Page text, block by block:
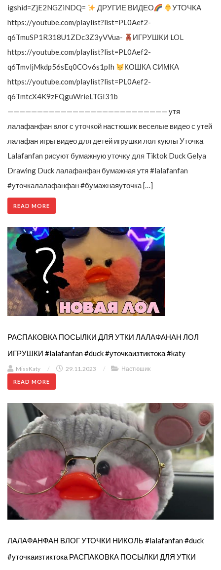
igshid=ZjE2NGZiNDQ=
ДРУГИЕ ВИДЕО
УТОЧКА
https://youtube.com/playlist?list=PL0Aef2-
q6TmuSP1R318U1ZDc3Z3yVVua-
ИГРУШКИ LOL
https://youtube.com/playlist?list=PL0Aef2-
q6TmvljMkdp56sEq0COv6s1pIh
КОШКА СИМКА
https://youtube.com/playlist?list=PL0Aef2-
q6TmtcX4K9zFQguWrieLTGI31b
——————————————————————————— утя
лалафанфан влог с уточкой настюшик веселые видео с утей
лалафан игры видео для детей игрушки лол куклы Уточка
Lalafanfan рисуют бумажную уточку для Tiktok Duck Gelya
Drawing Duck лалафанфан бумажная утя #lalafanfan
#уточкалалафанфан #бумажнаяуточка […]
READ MORE
РАСПАКОВКА ПОСЫЛКИ ДЛЯ УТКИ ЛАЛАФАНАН ЛОЛ
ИГРУШКИ #lalafanfan #duck #уточкаизтиктока #katy
MissKaty / 29.11.2023 / Настюшик
READ MORE
ЛАЛАФАНФАН ВЛОГ УТОЧКИ НИКОЛЬ #lalafanfan #duck
#уточкаизтиктока РАСПАКОВКА ПОСЫЛКИ ДЛЯ УТКИ